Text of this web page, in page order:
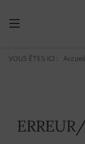
VOUS ÊTES ICI : Accueil